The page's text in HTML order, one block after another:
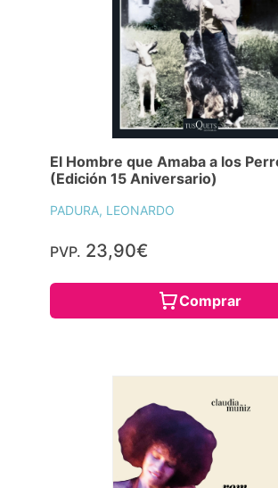
El Hombre que Amaba a los
(Edición 15 Aniversario)
PADURA, LEONARDO
PVP. 23,90€
Comprar